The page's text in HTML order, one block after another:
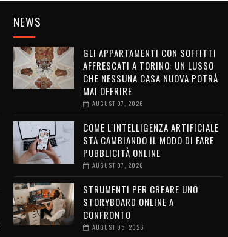
NEWS
GLI APPARTAMENTI CON SOFFITTI
AFFRESCATI A TORINO: UN LUSSO
CHE NESSUNA CASA NUOVA POTRÀ
MAI OFFRIRE
AUGUST 07, 2026
COME L'INTELLIGENZA ARTIFICIALE
STA CAMBIANDO IL MODO DI FARE
PUBBLICITÀ ONLINE
AUGUST 07, 2026
STRUMENTI PER CREARE UNO
STORYBOARD ONLINE A
CONFRONTO
AUGUST 05, 2026